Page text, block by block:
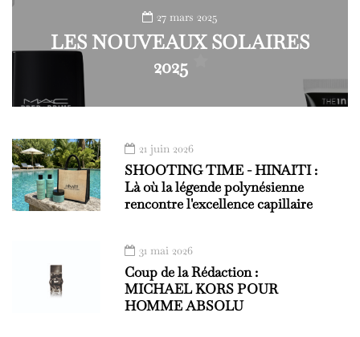
27 mars 2025
LES NOUVEAUX SOLAIRES
2025
21 juin 2026
SHOOTING TIME - HINAITI :
Là où la légende polynésienne
rencontre l'excellence capillaire
31 mai 2026
Coup de la Rédaction :
MICHAEL KORS POUR
HOMME ABSOLU